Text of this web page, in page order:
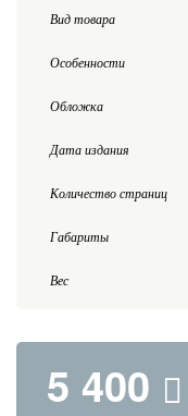
Вид товара
Особенности
Обложка
Дата издания
Количество страниц
Габариты
Вес
5 400